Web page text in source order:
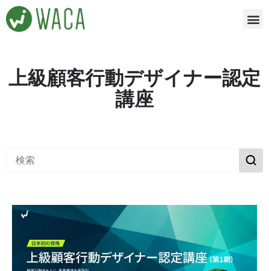
容
上級顧客行動デザイナー認定
講座